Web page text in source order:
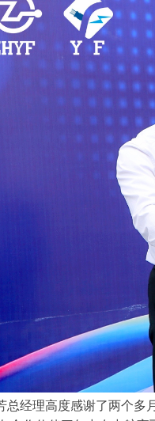
总经理高度感谢了两个多